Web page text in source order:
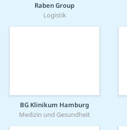
Raben Group
Logistik
BG Klinikum Hamburg
Medizin und Gesundheit